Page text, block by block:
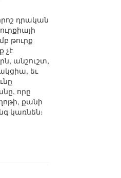
դրական
թուրք
չէ
անշուշտ,
եւ
որը
քանի
կառնեն։